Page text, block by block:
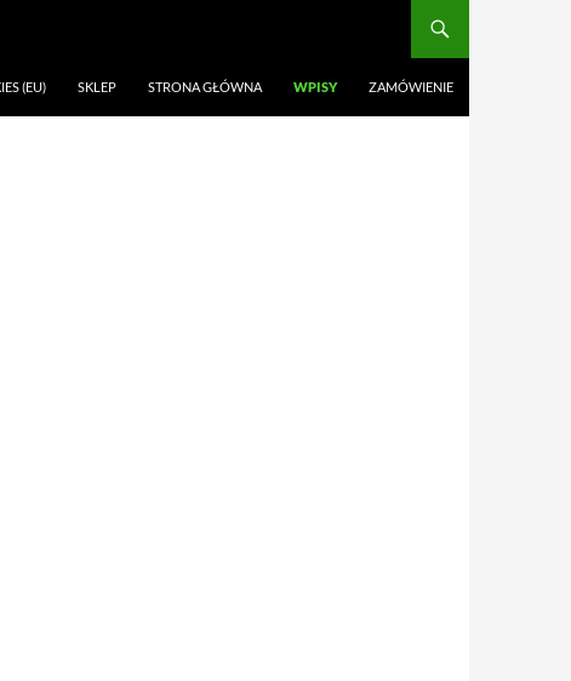
(EU) SKLEP STRONA GŁÓWNA WPISY ZAMÓWIENIE